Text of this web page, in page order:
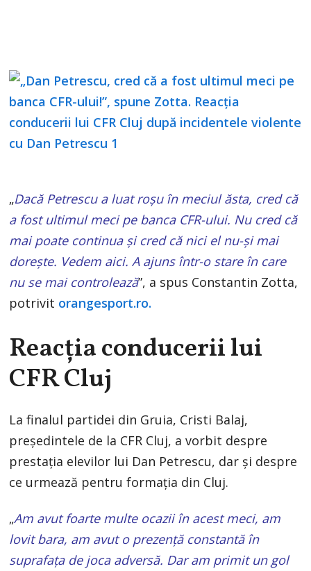
„Dacă Petrescu a luat roşu în meciul ăsta, cred că
a fost ultimul meci pe banca CFR-ului. Nu cred că
mai poate continua şi cred că nici el nu-şi mai
doreşte. Vedem aici. A ajuns într-o stare în care
nu se mai controlează”, a spus Constantin Zotta,
potrivit orangesport.ro.
Reacția conducerii lui
CFR Cluj
La finalul partidei din Gruia, Cristi Balaj,
președintele de la CFR Cluj, a vorbit despre
prestația elevilor lui Dan Petrescu, dar și despre
ce urmează pentru formația din Cluj.
„Am avut foarte multe ocazii în acest meci, am
lovit bara, am avut o prezență constantă în
suprafața de joca adversă. Dar am primit un gol